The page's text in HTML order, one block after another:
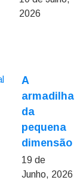
2026
A
armadilha
da
pequena
dimensão
19 de
Junho, 2026